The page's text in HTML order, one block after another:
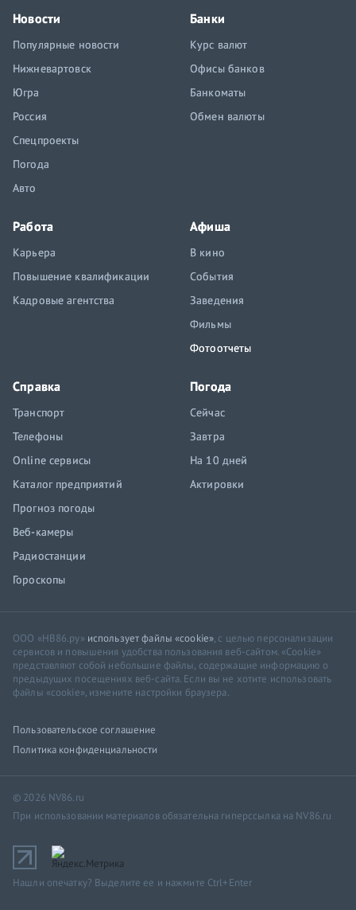
Новости
Популярные новости
Нижневартовск
Югра
Россия
Спецпроекты
Погода
Авто
Банки
Курс валют
Офисы банков
Банкоматы
Обмен валюты
Работа
Карьера
Повышение квалификации
Кадровые агентства
Афиша
В кино
События
Заведения
Фильмы
Фотоотчеты
Справка
Транспорт
Телефоны
Online сервисы
Каталог предприятий
Прогноз погоды
Веб-камеры
Радиостанции
Гороскопы
Погода
Сейчас
Завтра
На 10 дней
Актировки
ООО «НВ86.ру» использует файлы «cookie», с целью персонализации
сервисов и повышения удобства пользования веб-сайтом. «Cookie»
представляют собой небольшие файлы, содержащие информацию о
предыдущих посещениях веб-сайта. Если вы не хотите использовать
файлы «cookie», измените настройки браузера.
Пользовательское соглашение
Политика конфиденциальности
© 2026 NV86.ru
При использовании материалов обязательна гиперссылка на NV86.ru
Нашли опечатку? Выделите ее и нажмите Ctrl+Enter